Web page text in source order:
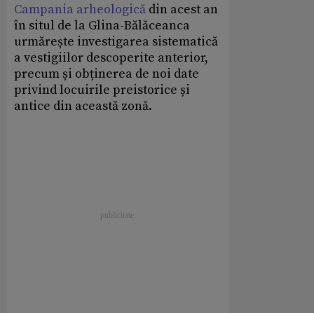
Campania arheologică din acest an
în situl de la Glina-Bălăceanca
urmărește investigarea sistematică
a vestigiilor descoperite anterior,
precum și obținerea de noi date
privind locuirile preistorice și
antice din această zonă.